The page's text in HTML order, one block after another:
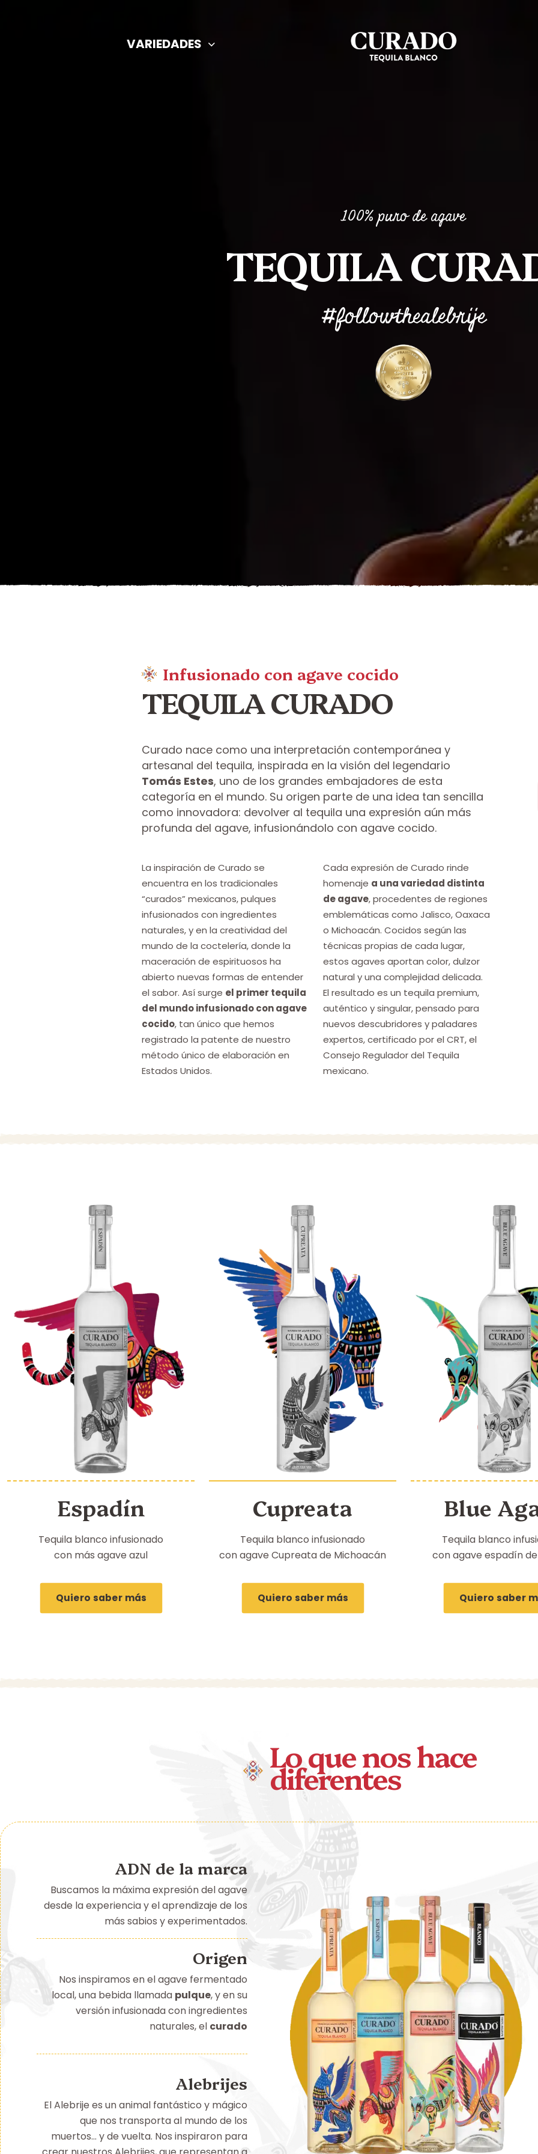
VARIEDADES
100% puro de agave
TEQUILA
#followthealebrije
Infusionado con agave cocido
TEQUILA CURADO
Curado nace como una interpretación contemporánea y
artesanal del tequila, inspirada en la visión del legendario
Tomás Estes, uno de los grandes embajadores de esta
categoría en el mundo. Su origen parte de una idea tan sencilla
como innovadora: devolver al tequila una expresión aún más
profunda del agave, infusionándolo con agave cocido.
La inspiración de Curado se
encuentra en los tradicionales
“curados” mexicanos, pulques
infusionados con ingredientes
naturales, y en la creatividad del
mundo de la coctelería, donde la
maceración de espirituosos ha
abierto nuevas formas de entender
el sabor. Así surge el primer tequila
del mundo infusionado con agave
cocido, tan único que hemos
registrado la patente de nuestro
método único de elaboración en
Estados Unidos.
Cada expresión de Curado rinde
homenaje a una variedad distinta
de agave, procedentes de regiones
emblemáticas como Jalisco, Oaxaca
o Michoacán. Cocidos según las
técnicas propias de cada lugar,
estos agaves aportan color, dulzor
natural y una complejidad delicada.
El resultado es un tequila premium,
auténtico y singular, pensado para
nuevos descubridores y paladares
expertos, certificado por el CRT, el
Consejo Regulador del Tequila
mexicano.
Espadín
Tequila blanco infusionado
con más agave azul
Quiero saber más
Cupreata
Tequila blanco infusionado
con agave Cupreata de Michoacán
Quiero saber más
Blue
Tequila blanco
con agave espadín
Quiero saber
Lo que nos hace
diferentes
ADN de la marca
Buscamos la máxima expresión del agave
desde la experiencia y el aprendizaje de los
más sabios y experimentados.
Origen
Nos inspiramos en el agave fermentado
local, una bebida llamada pulque, y en su
versión infusionada con ingredientes
naturales, el curado
Alebrijes
El Alebrije es un animal fantástico y mágico
que nos transporta al mundo de los
muertos… y de vuelta. Nos inspiraron para